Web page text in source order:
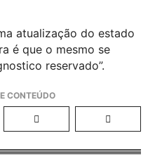
atualização do estado
é que o mesmo se
reservado”.